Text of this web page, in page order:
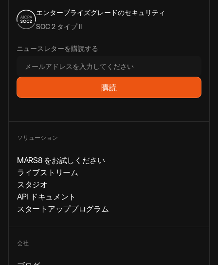
エンタープライズグレードのセキュリティ
SOC 2 タイプ II
ニュースレターを購読する
ソリューション
MARS8 をお試しください
ライブストリーム
スタジオ
API ドキュメント
スタートアッププログラム
会社